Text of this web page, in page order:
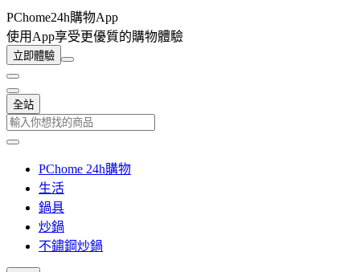
PChome24h購物App
使用App享受更優質的購物體驗
立即體驗
全站
PChome 24h購物
生活
鍋具
炒鍋
不鏽鋼炒鍋